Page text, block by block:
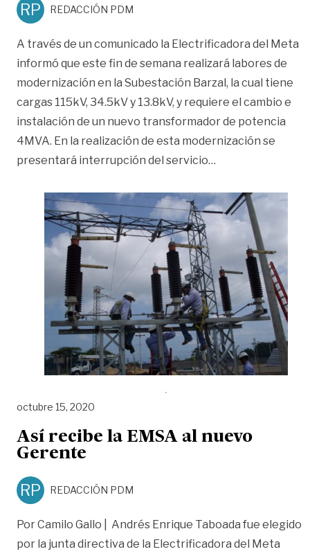
RP REDACCIÓN PDM
A través de un comunicado la Electrificadora del Meta
informó que este fin de semana realizará labores de
modernización en la Subestación Barzal, la cual tiene
cargas 115kV, 34.5kV y 13.8kV, y requiere el cambio e
instalación de un nuevo transformador de potencia
4MVA. En la realización de esta modernización se
presentará interrupción del servicio…
octubre 15, 2020
Así recibe la EMSA al nuevo
Gerente
RP REDACCIÓN PDM
Por Camilo Gallo | Andrés Enrique Taboada fue elegido
por la junta directiva de la Electrificadora del Meta